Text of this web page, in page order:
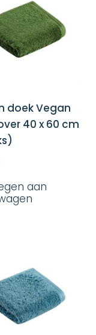
op
doek Vegan
40 x 60 cm
aan